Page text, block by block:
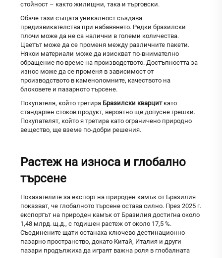
стойност – както жилищни, така и търговски.
Обаче тази същата уникалност създава
предизвикателства при набавянето. Редки бразилски
плочи може да не са налични в големи количества.
Цветът може да се променя между различните пакети.
Някои материали може да изискват по-внимателно
обращение по време на производството. Достъпността за
износ може да се променя в зависимост от
производството в каменоломните, качеството на
блоковете и пазарното търсене.
Покупателя, който третира Бразилски кварцит като
стандартен стоков продукт, вероятно ще допусне грешки.
Покупателят, който я третира като ограничено природно
вещество, ще вземе по-добри решения.
Растеж на износа и глобално
търсене
Показателите за експорт на природен камък от Бразилия
показват, че глобалното търсене остава силно. През 2025 г.
експортът на природен камък от Бразилия достигна около
1,48 млрд. щ.д., с годишен растеж от около 17,5 %.
Съединените щати останаха ключево дестинационно
пазарно пространство, докато Китай, Италия и други
пазари продължиха да играят важна роля в глобалната